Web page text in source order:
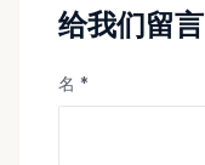
给我们留言
名 *